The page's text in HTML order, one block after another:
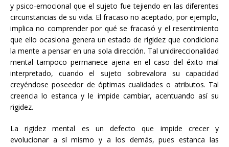
y psico-emocional que el sujeto fue tejiendo en las diferentes
circunstancias de su vida. El fracaso no aceptado, por ejemplo,
implica no comprender por qué se fracasó y el resentimiento
que ello ocasiona genera un estado de rigidez que condiciona
la mente a pensar en una sola dirección. Tal unidireccionalidad
mental tampoco permanece ajena en el caso del éxito mal
interpretado, cuando el sujeto sobrevalora su capacidad
creyéndose poseedor de óptimas cualidades o atributos. Tal
creencia lo estanca y le impide cambiar, acentuando así su
rigidez.
La rigidez mental es un defecto que impide crecer y
evolucionar a sí mismo y a los demás, pues estanca las